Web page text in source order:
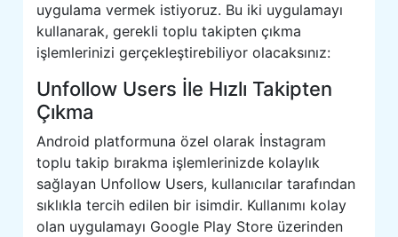
uygulama vermek istiyoruz. Bu iki uygulamayı
kullanarak, gerekli toplu takipten çıkma
işlemlerinizi gerçekleştirebiliyor olacaksınız:
Unfollow Users İle Hızlı Takipten
Çıkma
Android platformuna özel olarak İnstagram
toplu takip bırakma işlemlerinizde kolaylık
sağlayan Unfollow Users, kullanıcılar tarafından
sıklıkla tercih edilen bir isimdir. Kullanımı kolay
olan uygulamayı Google Play Store üzerinden